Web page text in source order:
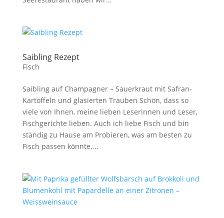
Saibling Rezept
Fisch
Saibling auf Champagner – Sauerkraut mit Safran-
Kartoffeln und glasierten Trauben Schön, dass so
viele von Ihnen, meine lieben Leserinnen und Leser,
Fischgerichte lieben. Auch ich liebe Fisch und bin
ständig zu Hause am Probieren, was am besten zu
Fisch passen könnte....